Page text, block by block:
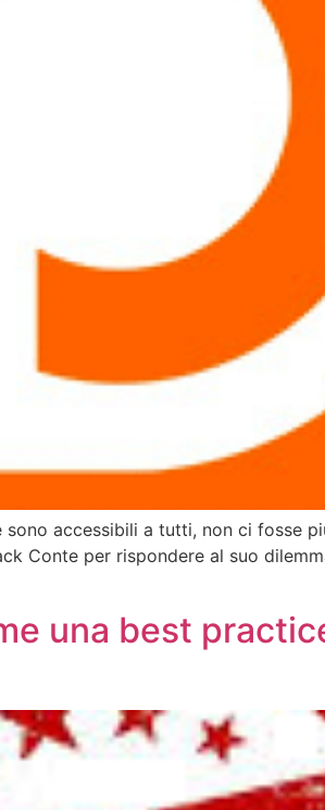
sono accessibili a tutti, non ci fosse
Conte per rispondere al suo
una best